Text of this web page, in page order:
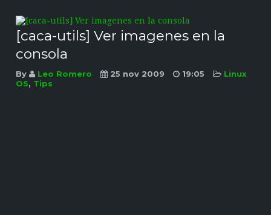
[caca-utils] Ver imagenes en la
consola
By Leo Romero 25 nov 2009 19:05
Linux
OS, Tips